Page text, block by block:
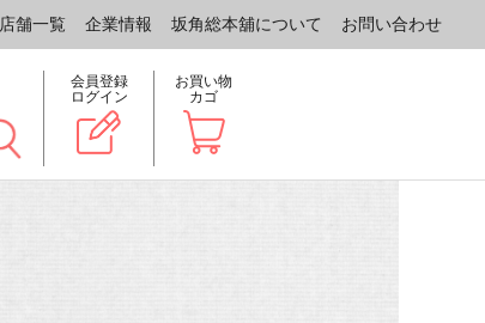
店舗一覧 企業情報 坂角総本舖について お問い合わせ
会員登録
ログイン
お買い物
カゴ